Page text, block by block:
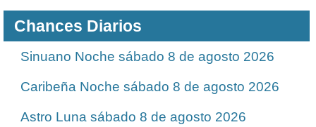
Chances Diarios
Sinuano Noche sábado 8 de agosto 2026
Caribeña Noche sábado 8 de agosto 2026
Astro Luna sábado 8 de agosto 2026